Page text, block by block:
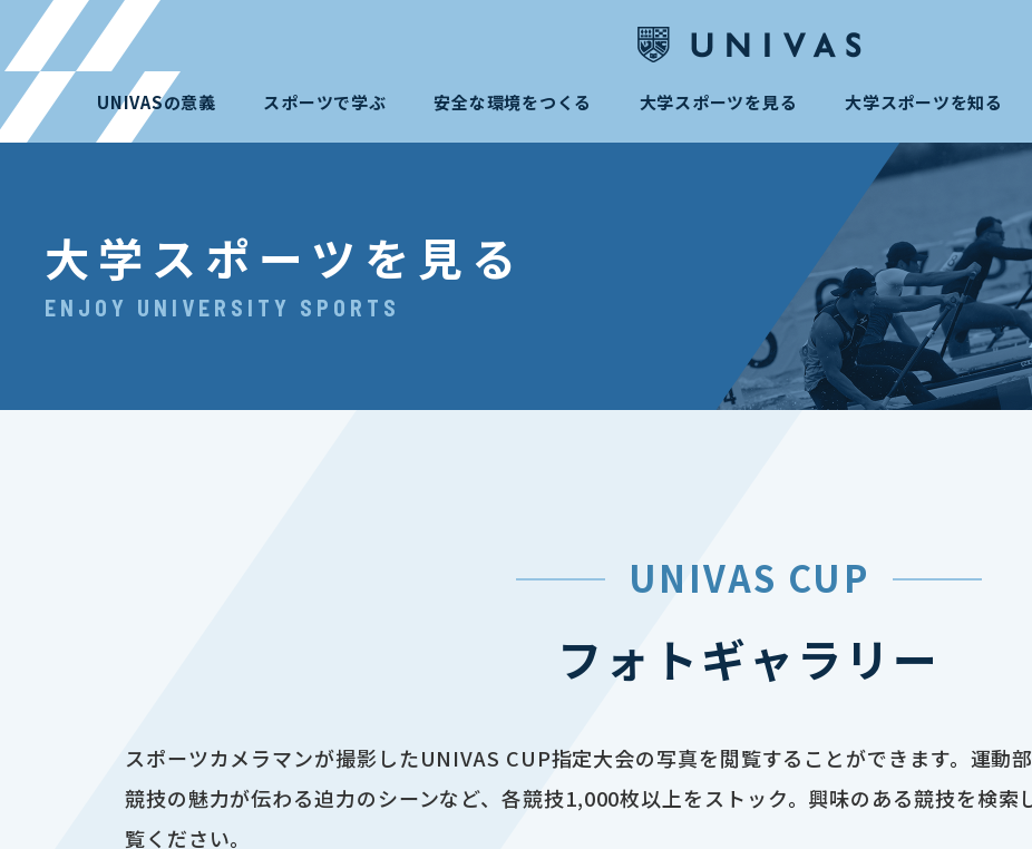
UNIVASの意義 スポーツで学ぶ 安全な環境をつくる 大学スポーツを見る 大学スポーツを知る
大学スポーツを見る
ENJOY UNIVERSITY SPORTS
UNIVAS CUP
フォトギャラリー
スポーツカメラマンが撮影したUNIVAS CUP指定大会の写真を閲覧することができます。運動
競技の魅力が伝わる迫力のシーンなど、各競技1,000枚以上をストック。興味のある競技を検索
覧ください。